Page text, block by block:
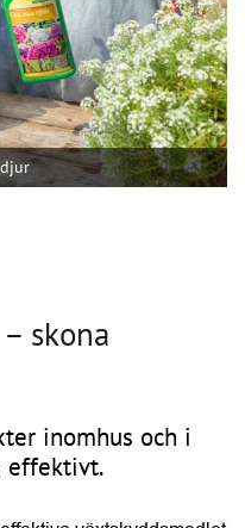
skona
inomhus och i
effektivt.